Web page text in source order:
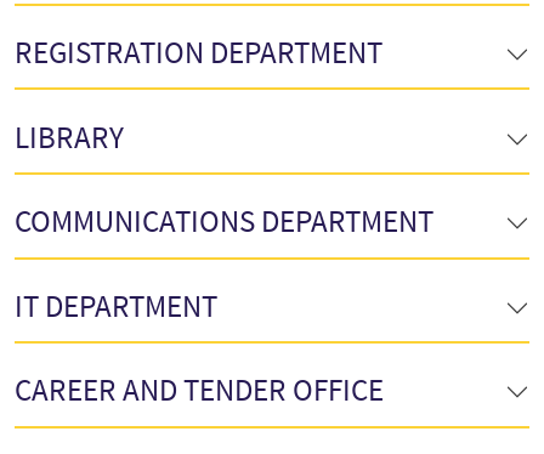
REGISTRATION DEPARTMENT
LIBRARY
COMMUNICATIONS DEPARTMENT
IT DEPARTMENT
CAREER AND TENDER OFFICE